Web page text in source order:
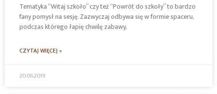
Tematyka “Witaj szkoło” czy też “Powrót do szkoły” to bardzo
fany pomysł na sesję. Zazwyczaj odbywa się w formie spaceru,
podczas którego łapię chwilę zabawy,
CZYTAJ WIĘCEJ »
20.06.2019